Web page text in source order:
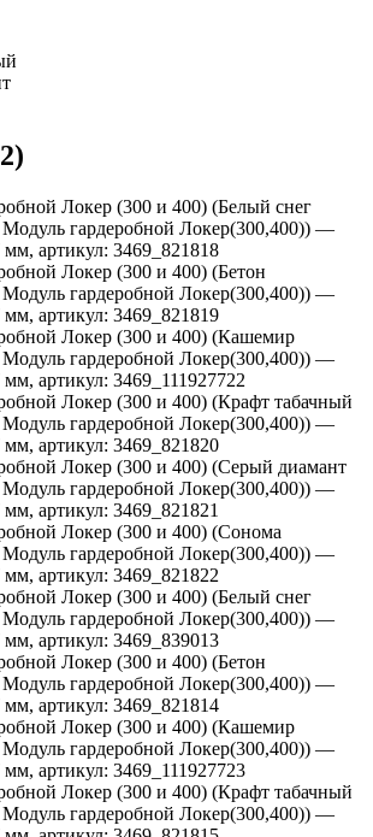
)
Локер (300 и 400) (Белый снег
гардеробной Локер(300,400)) —
мм, артикул: 3469_821818
Локер (300 и 400) (Бетон
гардеробной Локер(300,400)) —
мм, артикул: 3469_821819
Локер (300 и 400) (Кашемир
гардеробной Локер(300,400)) —
мм, артикул: 3469_111927722
Локер (300 и 400) (Крафт табачный
гардеробной Локер(300,400)) —
мм, артикул: 3469_821820
Локер (300 и 400) (Серый диамант
гардеробной Локер(300,400)) —
мм, артикул: 3469_821821
Локер (300 и 400) (Сонома
гардеробной Локер(300,400)) —
мм, артикул: 3469_821822
Локер (300 и 400) (Белый снег
гардеробной Локер(300,400)) —
мм, артикул: 3469_839013
Локер (300 и 400) (Бетон
гардеробной Локер(300,400)) —
мм, артикул: 3469_821814
Локер (300 и 400) (Кашемир
гардеробной Локер(300,400)) —
мм, артикул: 3469_111927723
Локер (300 и 400) (Крафт табачный
гардеробной Локер(300,400)) —